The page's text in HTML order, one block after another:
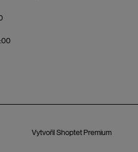
Vytvořil Shoptet Premium